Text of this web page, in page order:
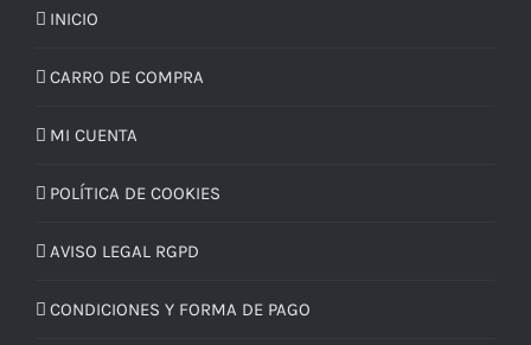
INICIO
CARRO DE COMPRA
MI CUENTA
POLÍTICA DE COOKIES
AVISO LEGAL RGPD
CONDICIONES Y FORMA DE PAGO